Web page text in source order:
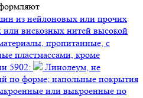
из нейлоновых или прочих
вискозных нитей высокой
пропитанные, с
пластмассами, кроме
5902:
Линолеум, не
по форме; напольные покрытия
или выкроенные по